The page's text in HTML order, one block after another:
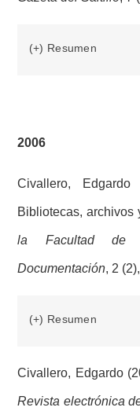
(+) Resumen
2006
Civallero,
Bibliotecas, archivos
la Facultad de
Documentación, 2
(+) Resumen
Civallero, Edgardo
Revista electrónica